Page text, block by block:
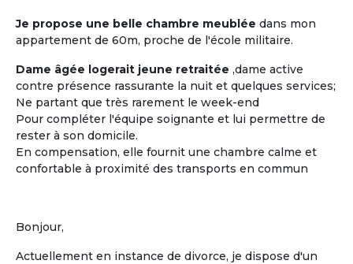
Je propose une belle chambre meublée dans mon
appartement de 60m, proche de l'école militaire.
Dame âgée logerait jeune retraitée ,dame active
contre présence rassurante la nuit et quelques services;
Ne partant que très rarement le week-end
Pour compléter l'équipe soignante et lui permettre de
rester à son domicile.
En compensation, elle fournit une chambre calme et
confortable à proximité des transports en commun
Bonjour,
Actuellement en instance de divorce, je dispose d'un
Les coûts moindres
Des coûts moins élevés que dans
d'autres structures d'accueil
traditionnelles